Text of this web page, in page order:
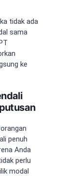
tidak ada
sama
ke
penuh
Anda
perlu
modal